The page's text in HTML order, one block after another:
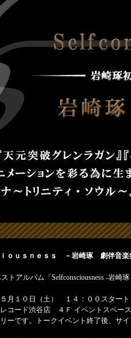
ｉｏｕｓｎｅｓｓ －岩崎琢 劇伴
トアルバム「Selfconsciousness -岩
１０日（土） １４：００スタート
ード渋谷店 ４Ｆ イベントスペース
です。トークイベント終了後、サ